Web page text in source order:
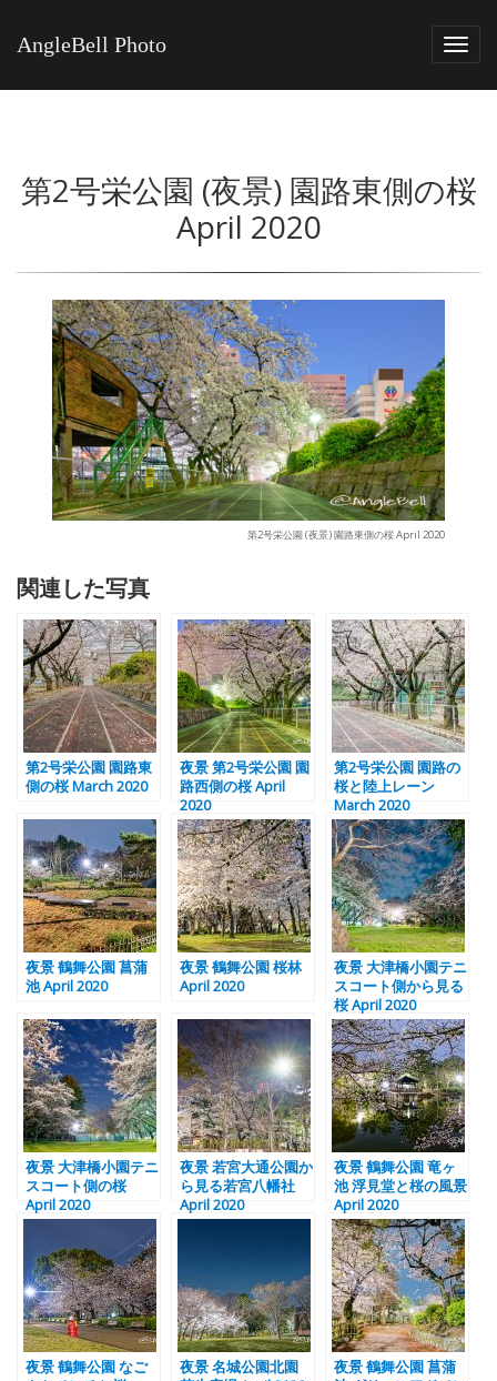
AngleBell Photo
第2号栄公園 (夜景) 園路東側の桜
April 2020
第2号栄公園 (夜景) 園路東側の桜 April 2020
関連した写真
第2号栄公園 園路東
側の桜 March 2020
夜景 第2号栄公園 園
路西側の桜 April
2020
第2号栄公園 園路の
桜と陸上レーン
March 2020
夜景 鶴舞公園 菖蒲
池 April 2020
夜景 鶴舞公園 桜林
April 2020
夜景 大津橋小園テニ
スコート側から見る
桜 April 2020
夜景 大津橋小園テニ
スコート側の桜
April 2020
夜景 若宮大通公園か
ら見る若宮八幡社
April 2020
夜景 鶴舞公園 竜ヶ
池 浮見堂と桜の風景
April 2020
夜景 鶴舞公園 なご
夜景 名城公園北園
夜景 鶴舞公園 菖蒲